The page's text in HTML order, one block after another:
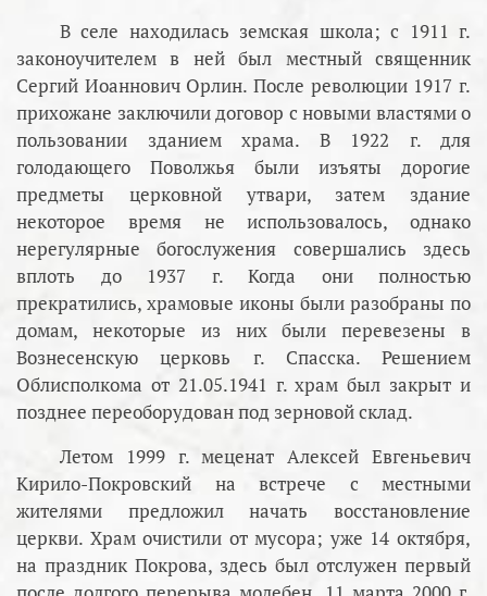
В селе находилась земская школа; с 1911 г.
законоучителем в ней был местный священник
Сергий Иоаннович Орлин. После революции 1917 г.
прихожане заключили договор с новыми властями о
пользовании зданием храма. В 1922 г. для
голодающего Поволжья были изъяты дорогие
предметы церковной утвари, затем здание
некоторое время не использовалось, однако
нерегулярные богослужения совершались здесь
вплоть до 1937 г. Когда они полностью
прекратились, храмовые иконы были разобраны по
домам, некоторые из них были перевезены в
Вознесенскую церковь г. Спасска. Решением
Облисполкома от 21.05.1941 г. храм был закрыт и
позднее переоборудован под зерновой склад.
Летом 1999 г. меценат Алексей Евгеньевич
Кирило-Покровский на встрече с местными
жителями предложил начать восстановление
церкви. Храм очистили от мусора; уже 14 октября,
на праздник Покрова, здесь был отслужен первый